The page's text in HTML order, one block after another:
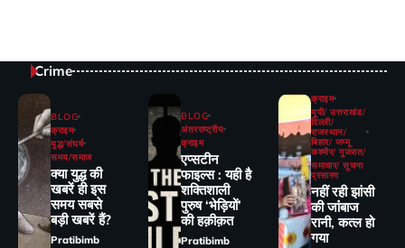
Crime
BLOG
क्राइम
युद्ध/संघर्ष
समय/समाज
क्या युद्ध की
खबरें ही इस
समय सबसे
बड़ी खबरें हैं?
Pratibimb
BLOG
अंतरराष्ट्रीय
क्राइम
एप्सटीन
फाइल्स : यही है
शक्तिशाली
पुरुष ‘भेड़ियों’
की हक़ीक़त
Pratibimb
क्राइम
यूपी/ उत्तराखंड/
दिल्ली/
राजस्थान/
बिहार/ जम्मू
कश्मीर/ गुजरात/
समाचार/ सूचना
प्रसारण
नहीं रही झांसी
की जांंबाज
रानी, कत्‍ल हो
गया